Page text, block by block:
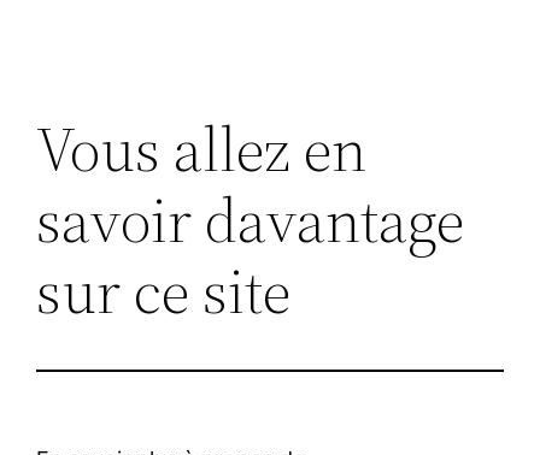
Vous allez en
savoir davantage
sur ce site